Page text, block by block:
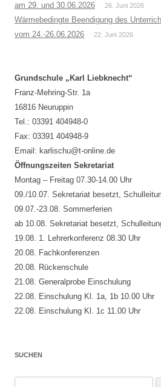
am 29. und 30.06.2026
26. Juni 2026
Wärmebedingte Beendigung des
vom 24.-26.06.2026
22. Juni 2026
Grundschule „Karl Liebknecht“
Franz-Mehring-Str. 1a
16816 Neuruppin
Tel.: 03391 404948-0
Fax: 03391 404948-9
Email: karlischu@t-online.de
Öffnungszeiten Sekretariat
Montag – Freitag 07.30-14.00 Uhr
09./10.07. Sekretariat besetzt,
09.07.-23.08. Sommerferien
ab 10.08. Sekretariat besetzt,
19.08. 1. Lehrerkonferenz 08.30 Uhr
20.08. Fachkonferenzen
20.08. Rückenschule
21.08. Generalprobe Einschulung
22.08. Einschulung Kl. 1a, 1b 10.00 Uhr
22.08. Einschulung Kl. 1c 11.00 Uhr
SUCHEN